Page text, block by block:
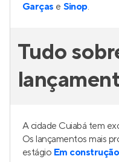
Garças e Sinop.
Tudo
A cidade Cuiabá tem
Os lançamentos mais
estágio Em construção